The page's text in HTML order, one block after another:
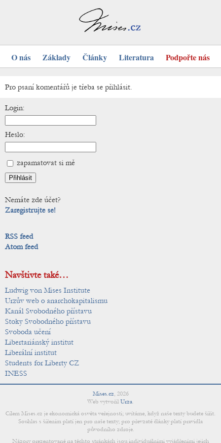
O nás Základy Články Literatura Podpořte nás
Pro psaní komentářů je třeba se přihlásit.
Login:
Heslo:
zapamatovat si mě
Nemáte zde účet?
Zaregistrujte se!
RSS feed
Atom feed
Navštivte také…
Ludwig von Mises Institute
Urzův web o anarchokapitalismu
Kanál Svobodného přístavu
Stoky Svobodného přístavu
Svoboda učení
Libertariánský institut
Liberální institut
Students for Liberty CZ
INESS
Mises.cz, 2026
Web vytvořil Urza.
Cílem Mises.cz je ekonomická osvěta veřejnosti; uvítáme, když naše texty budete šířit.
Souhlas s šířením platí jen pro naše texty; pro převzaté články platí pravidla
původního zdroje.
Názory prezentované na těchto stránkách jsou individuálními vyjádřeními jejich